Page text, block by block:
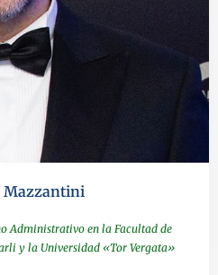
Mazzantini
Administrativo en la Facultad de
y la Universidad «Tor Vergata»